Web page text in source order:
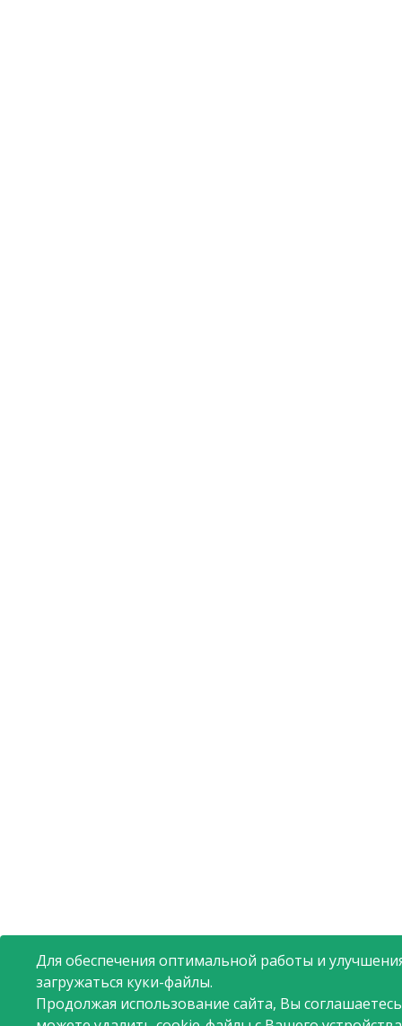
Для обеспечения оптимальной работы и
загружаться куки-файлы.
Продолжая использование сайта, Вы